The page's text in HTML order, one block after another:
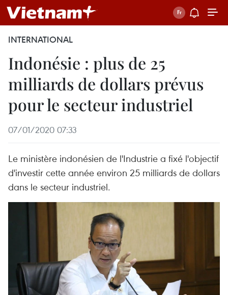
INTERNATIONAL
Indonésie : plus de 25
milliards de dollars prévus
pour le secteur industriel
07/01/2020 07:33
Le ministère indonésien de l'Industrie a fixé l'objectif
d'investir cette année environ 25 milliards de dollars
dans le secteur industriel.